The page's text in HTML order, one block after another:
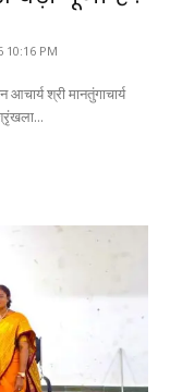
10:16 PM
श्री मानतुंगाचार्य